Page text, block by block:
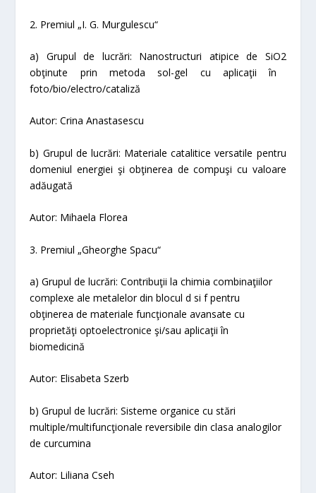
2. Premiul „I. G. Murgulescu“
a) Grupul de lucrări: Nanostructuri atipice de SiO2
obţinute prin metoda sol-gel cu aplicaţii în
foto/bio/electro/cataliză
Autor:Crina Anastasescu
b) Grupul de lucrări: Materiale catalitice versatile pentru
domeniul energiei şi obţinerea de compuşi cu valoare
adăugată
Autor: Mihaela Florea
3. Premiul „Gheorghe Spacu“
a) Grupul de lucrări:Contribuţii la chimia combinaţiilor
complexe ale metalelor din blocul d si fpentru
obţinerea de materiale funcţionale avansate cu
proprietăţi optoelectronice şi/sau aplicaţii în
biomedicină
Autor: Elisabeta Szerb
b) Grupul de lucrări: Sisteme organice cu stări
multiple/multifuncţionale reversibile din clasa analogilor
de curcumina
Autor: Liliana Cseh